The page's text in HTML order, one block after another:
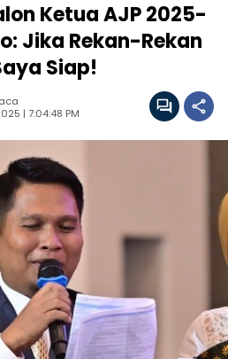
Ketua AJP 2025-
Jika Rekan-Rekan
Siap!
| 7:04:48 PM